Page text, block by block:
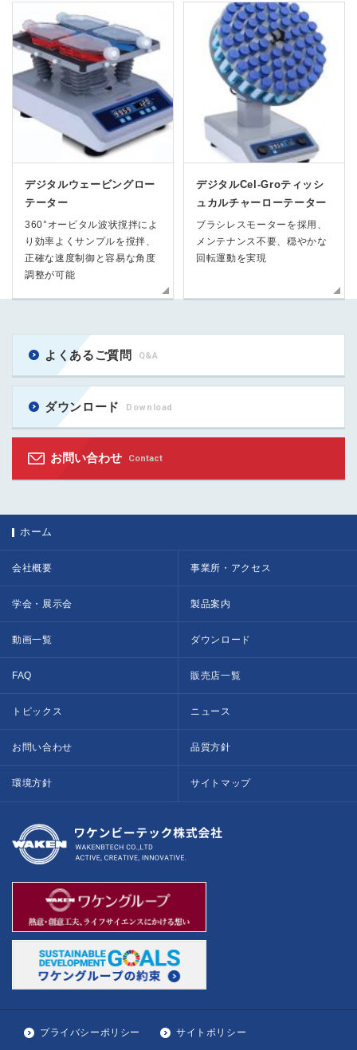
デジタルウェービングロー
テーター
360°オービタル波状撹拌によ
り効率よくサンプルを撹拌、
正確な速度制御と容易な角度
調整が可能
デジタルCel-Groティッシ
ュカルチャーローテーター
ブラシレスモーターを採用、
メンテナンス不要、穏やかな
回転運動を実現
よくあるご質問 Q&A
ダウンロード Download
お問い合わせ Contact
ホーム
会社概要 事業所・アクセス
学会・展示会 製品案内
動画一覧 ダウンロード
FAQ 販売店一覧
トピックス ニュース
お問い合わせ 品質方針
環境方針 サイトマップ
プライバシーポリシー サイトポリシー